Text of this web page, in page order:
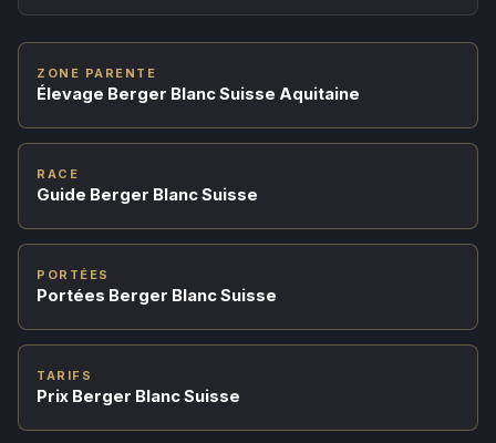
ZONE PARENTE
Élevage Berger Blanc Suisse Aquitaine
RACE
Guide Berger Blanc Suisse
PORTÉES
Portées Berger Blanc Suisse
TARIFS
Prix Berger Blanc Suisse